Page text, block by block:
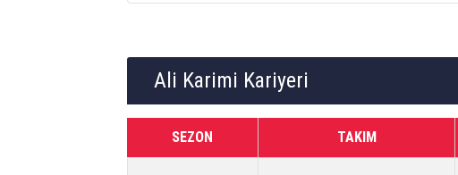
Ali Karimi Kariyeri
SEZON TAKIM